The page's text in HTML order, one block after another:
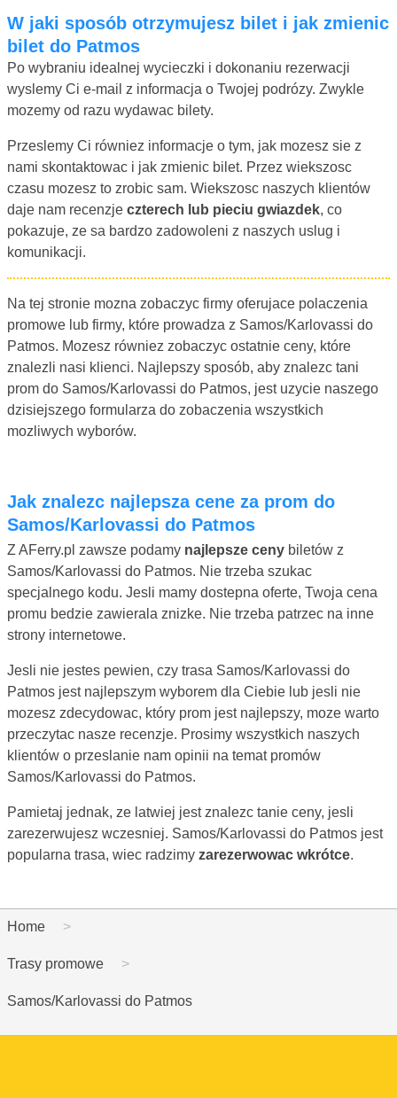
W jaki sposób otrzymujesz bilet i jak zmienic
bilet do Patmos
Po wybraniu idealnej wycieczki i dokonaniu rezerwacji
wyslemy Ci e-mail z informacja o Twojej podrózy. Zwykle
mozemy od razu wydawac bilety.
Przeslemy Ci równiez informacje o tym, jak mozesz sie z
nami skontaktowac i jak zmienic bilet. Przez wiekszosc
czasu mozesz to zrobic sam. Wiekszosc naszych klientów
daje nam recenzje czterech lub pieciu gwiazdek, co
pokazuje, ze sa bardzo zadowoleni z naszych uslug i
komunikacji.
Na tej stronie mozna zobaczyc firmy oferujace polaczenia
promowe lub firmy, które prowadza z Samos/Karlovassi do
Patmos. Mozesz równiez zobaczyc ostatnie ceny, które
znalezli nasi klienci. Najlepszy sposób, aby znalezc tani
prom do Samos/Karlovassi do Patmos, jest uzycie naszego
dzisiejszego formularza do zobaczenia wszystkich
mozliwych wyborów.
Jak znalezc najlepsza cene za prom do
Samos/Karlovassi do Patmos
Z AFerry.pl zawsze podamy najlepsze ceny biletów z
Samos/Karlovassi do Patmos. Nie trzeba szukac
specjalnego kodu. Jesli mamy dostepna oferte, Twoja cena
promu bedzie zawierala znizke. Nie trzeba patrzec na inne
strony internetowe.
Jesli nie jestes pewien, czy trasa Samos/Karlovassi do
Patmos jest najlepszym wyborem dla Ciebie lub jesli nie
mozesz zdecydowac, który prom jest najlepszy, moze warto
przeczytac nasze recenzje. Prosimy wszystkich naszych
klientów o przeslanie nam opinii na temat promów
Samos/Karlovassi do Patmos.
Pamietaj jednak, ze latwiej jest znalezc tanie ceny, jesli
zarezerwujesz wczesniej. Samos/Karlovassi do Patmos jest
popularna trasa, wiec radzimy zarezerwowac wkrótce.
Home
Trasy promowe
Samos/Karlovassi do Patmos